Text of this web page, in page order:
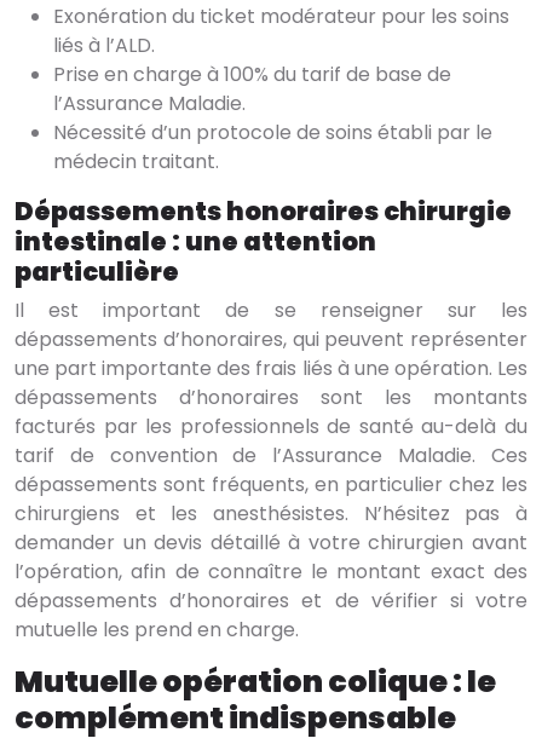
Exonération du ticket modérateur pour les soins
liés à l’ALD.
Prise en charge à 100% du tarif de base de
l’Assurance Maladie.
Nécessité d’un protocole de soins établi par le
médecin traitant.
Dépassements honoraires chirurgie
intestinale : une attention
particulière
Il est important de se renseigner sur les
dépassements d’honoraires, qui peuvent représenter
une part importante des frais liés à une opération. Les
dépassements d’honoraires sont les montants
facturés par les professionnels de santé au-delà du
tarif de convention de l’Assurance Maladie. Ces
dépassements sont fréquents, en particulier chez les
chirurgiens et les anesthésistes. N’hésitez pas à
demander un devis détaillé à votre chirurgien avant
l’opération, afin de connaître le montant exact des
dépassements d’honoraires et de vérifier si votre
mutuelle les prend en charge.
Mutuelle opération colique : le
complément indispensable